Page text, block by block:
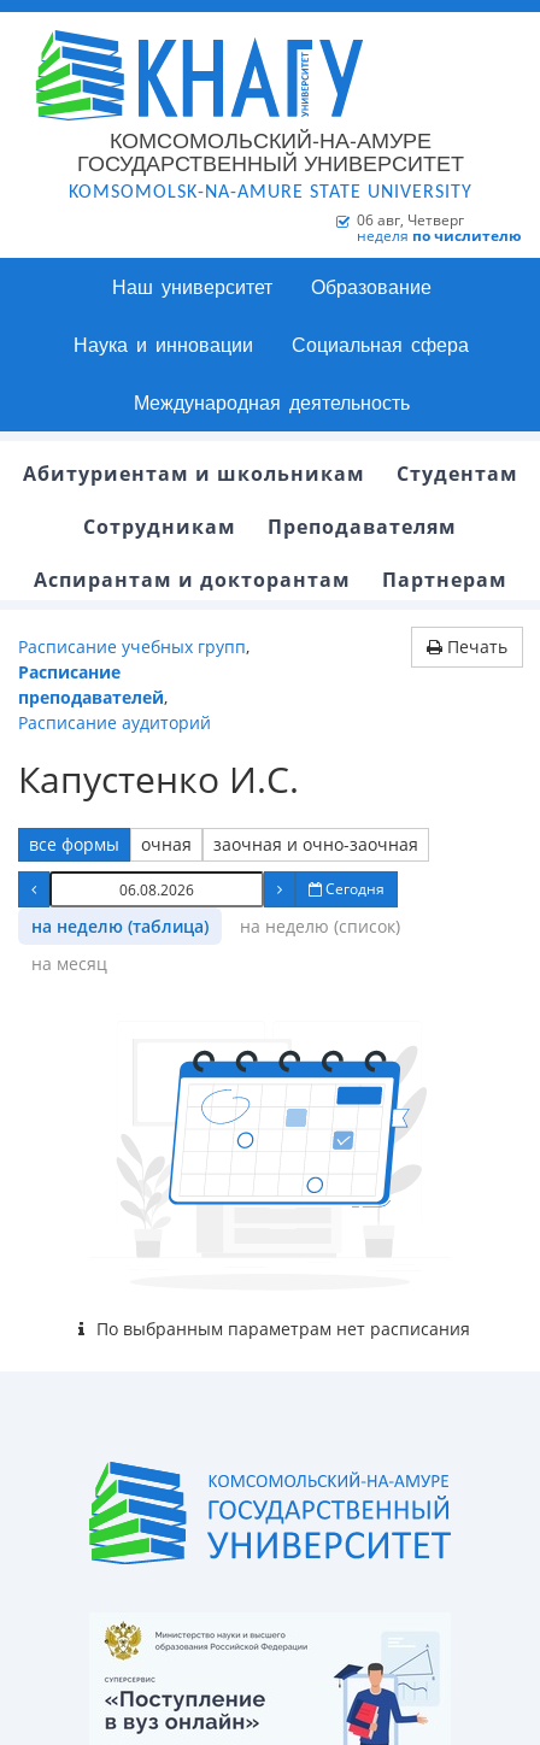
КОМСОМОЛЬСКИЙ-НА-АМУРЕ
ГОСУДАРСТВЕННЫЙ УНИВЕРСИТЕТ
KOMSOMOLSK-NA-AMURE STATE UNIVERSITY
06 авг, Четверг
неделя по числителю
Наш университет Образование
Наука и инновации Социальная сфера
Международная деятельность
Абитуриентам и школьникам
Студентам
Сотрудникам
Преподавателям
Аспирантам и докторантам
Партнерам
Расписание учебных групп,
Расписание
преподавателей,
Расписание аудиторий
Печать
Капустенко И.С.
все формы очная заочная и очно-заочная
Сегодня
на неделю (таблица)
на неделю (список)
на месяц
По выбранным параметрам нет расписания